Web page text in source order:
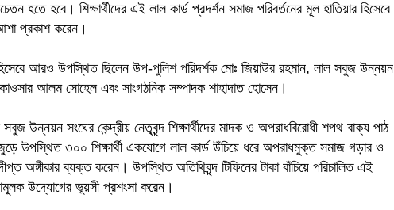
হতে হবে। শিক্ষার্থীদের এই লাল কার্ড প্রদর্শন সমাজ পরিবর্তনের মূল হাতিয়ার হিসেবে
প্রকাশ করেন।
আরও উপস্থিত ছিলেন উপ-পুলিশ পরিদর্শক মোঃ জিয়াউর রহমান, লাল সবুজ উন্নয়ন
কাওসার আলম সোহেল এবং সাংগঠনিক সম্পাদক শাহাদাত হোসেন।
উন্নয়ন সংঘের কেন্দ্রীয় নেতৃবৃন্দ শিক্ষার্থীদের মাদক ও অপরাধবিরোধী শপথ বাক্য পাঠ
উপস্থিত ৩০০ শিক্ষার্থী একযোগে লাল কার্ড উঁচিয়ে ধরে অপরাধমুক্ত সমাজ গড়ার ও
অঙ্গীকার ব্যক্ত করেন। উপস্থিত অতিথিবৃন্দ টিফিনের টাকা বাঁচিয়ে পরিচালিত এই
উদ্যোগের ভূয়সী প্রশংসা করেন।